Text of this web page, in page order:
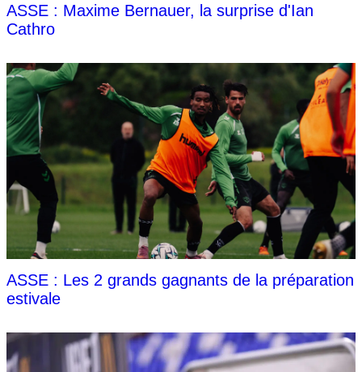
ASSE : Maxime Bernauer, la surprise d'Ian
Cathro
ASSE : Les 2 grands gagnants de la préparation
estivale